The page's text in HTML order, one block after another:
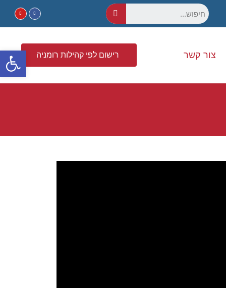
צור קשר רישום לפי קהילות רומניה פתח סרגל נגישות